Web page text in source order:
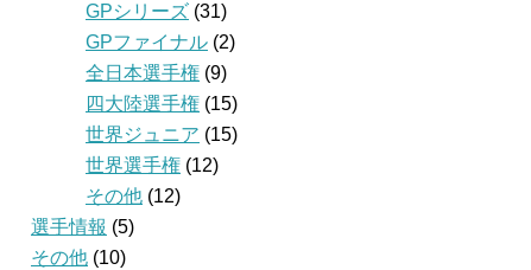
GPシリーズ (31)
GPファイナル (2)
全日本選手権 (9)
四大陸選手権 (15)
世界ジュニア (15)
世界選手権 (12)
その他 (12)
選手情報 (5)
その他 (10)